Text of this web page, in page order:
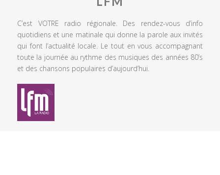
C’est VOTRE radio régionale. Des rendez-vous d’info
quotidiens et une matinale qui donne la parole aux invités
qui font l’actualité locale. Le tout en vous accompagnant
toute la journée au rythme des musiques des années 80’s
et des chansons populaires d’aujourd’hui.